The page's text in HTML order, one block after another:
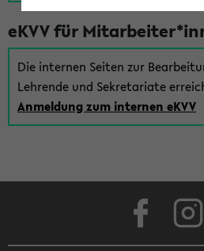
eKVV für
Die internen Seiten zur
Lehrende und Sekretariate
Anmeldung zum internen eKVV